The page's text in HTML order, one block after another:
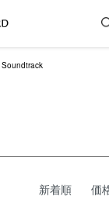
Soundtrack
新着順 価